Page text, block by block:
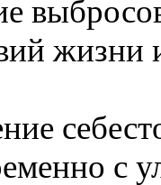
жизни
с